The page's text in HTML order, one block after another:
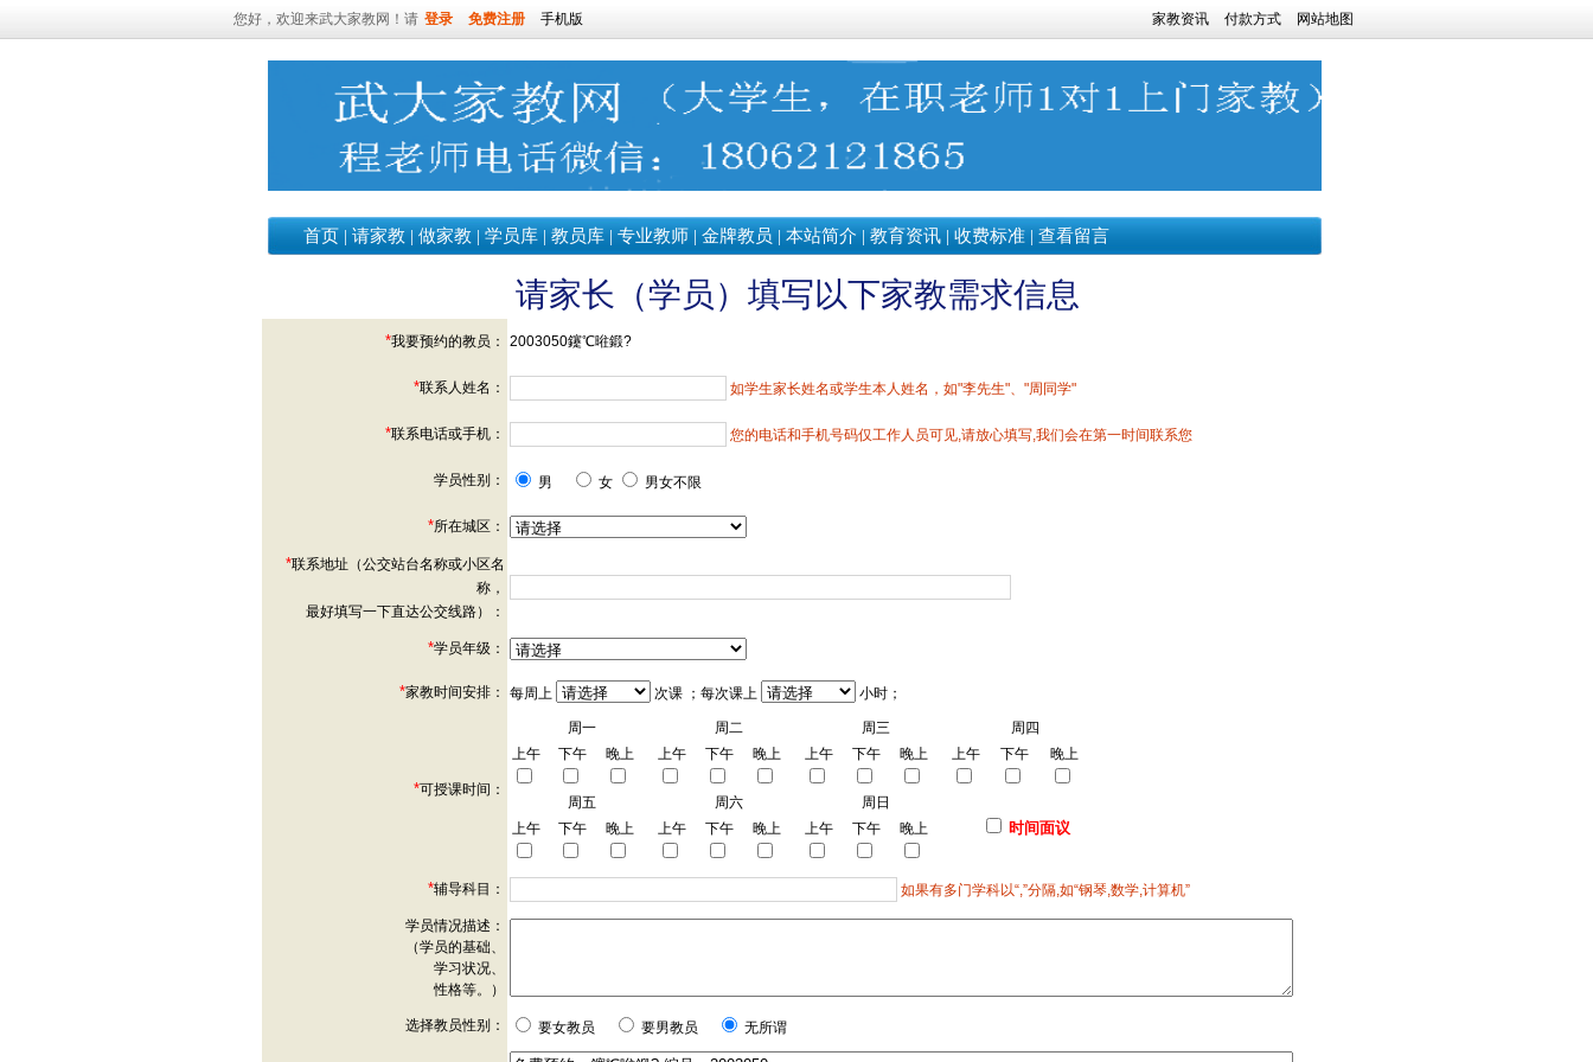
您好，欢迎来武大家教网！请 登录 免费注册 手机版 家教资讯 付款方式 网站地图
首页 | 请家教 | 做家教 | 学员库 | 教员库 | 专业教师 | 金牌教员 | 本站简介 | 教育资讯 | 收费标准 | 查看留言
请家长（学员）填写以下家教需求信息
*我要预约的教员： 2003050鑳℃暀鍛?
*联系人姓名： 如学生家长姓名或学生本人姓名，如"李先生"、"周同学"
*联系电话或手机： 您的电话和手机号码仅工作人员可见,请放心填写,我们会在第一时间联系您
学员性别： 男 女 男女不限
*所在城区：
*联系地址（公交站台名称或小区名
称，
最好填写一下直达公交线路）：
*学员年级：
*家教时间安排： 每周上 次课 ；每次课上 小时；
*可授课时间：
周一 周二 周三
周四
上午
下午 晚上 上午 下午 晚上 上午 下午 晚上 上午 下午 晚上
周五 周六 周日
时间面议
上午 下午 晚上 上午 下午 晚上 上午 下午 晚上
*辅导科目： 如果有多门学科以“,”分隔,如“钢琴,数学,计算机”
学员情况描述：
（学员的基础、
学习状况、
性格等。）
选择教员性别： 要女教员 要男教员 无所谓